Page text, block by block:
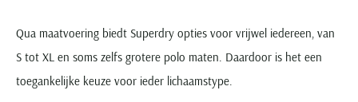
Qua maatvoering biedt Superdry opties voor vrijwel iedereen, van
S tot XL en soms zelfs grotere polo maten. Daardoor is het een
toegankelijke keuze voor ieder lichaamstype.